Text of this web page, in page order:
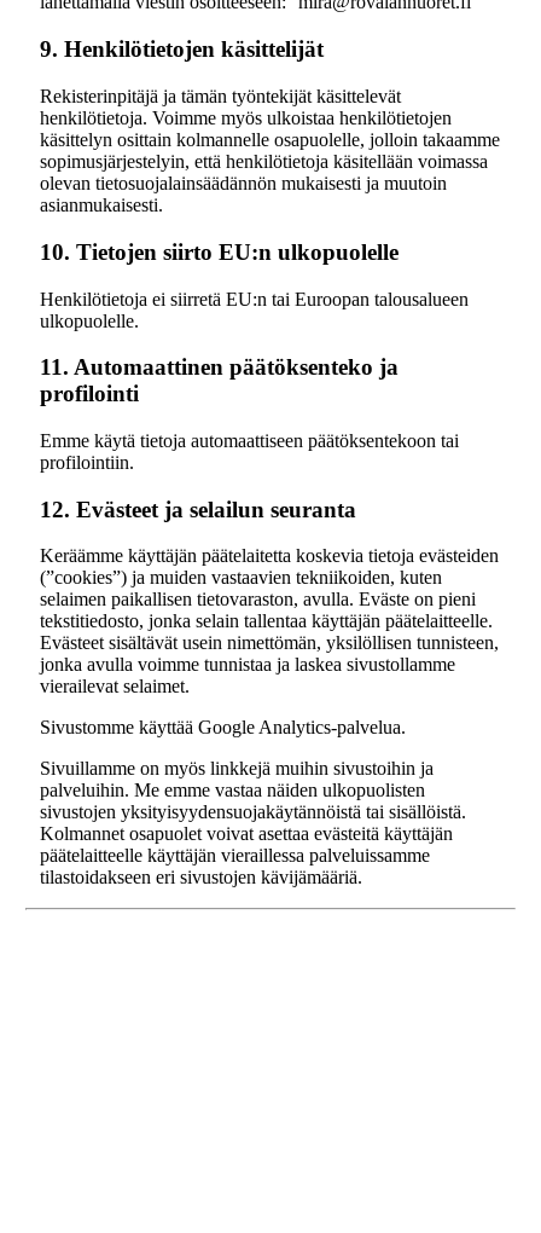
9. Henkilötietojen käsittelijät
Rekisterinpitäjä ja tämän työntekijät käsittelevät
henkilötietoja. Voimme myös ulkoistaa henkilötietojen
käsittelyn osittain kolmannelle osapuolelle, jolloin takaamme
sopimusjärjestelyin, että henkilötietoja käsitellään voimassa
olevan tietosuojalainsäädännön mukaisesti ja muutoin
asianmukaisesti.
10. Tietojen siirto EU:n ulkopuolelle
Henkilötietoja ei siirretä EU:n tai Euroopan talousalueen
ulkopuolelle.
11. Automaattinen päätöksenteko ja
profilointi
Emme käytä tietoja automaattiseen päätöksentekoon tai
profilointiin.
12. Evästeet ja selailun seuranta
Keräämme käyttäjän päätelaitetta koskevia tietoja evästeiden
(”cookies”) ja muiden vastaavien tekniikoiden, kuten
selaimen paikallisen tietovaraston, avulla. Eväste on pieni
tekstitiedosto, jonka selain tallentaa käyttäjän päätelaitteelle.
Evästeet sisältävät usein nimettömän, yksilöllisen tunnisteen,
jonka avulla voimme tunnistaa ja laskea sivustollamme
vierailevat selaimet.
Sivustomme käyttää Google Analytics-palvelua.
Sivuillamme on myös linkkejä muihin sivustoihin ja
palveluihin. Me emme vastaa näiden ulkopuolisten
sivustojen yksityisyydensuojakäytännöistä tai sisällöistä.
Kolmannet osapuolet voivat asettaa evästeitä käyttäjän
päätelaitteelle käyttäjän vieraillessa palveluissamme
tilastoidakseen eri sivustojen kävijämääriä.